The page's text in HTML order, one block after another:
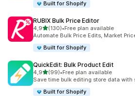
Built for Shopify
RUBIX Bulk Price Editor
4,9av 5 stjerner
(130)
Totalt 130 omtaler
•Free plan available
Automate Bulk Price Edits, Market
Built for Shopify
QuickEdit: Bulk Product Edit
4,9av 5 stjerner
(99)
Totalt 99 omtaler
•Free plan available
Save time bulk editing store data with
Built for Shopify